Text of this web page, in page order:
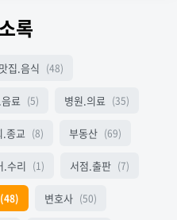
록
맛집.음식 (48)
료 (5) 병원.의료 (35)
.종교 (8) 부동산 (69)
.수리 (1) 서점.출판 (7)
(48) 변호사 (50)